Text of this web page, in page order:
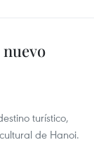
turístico,
de Hanoi.